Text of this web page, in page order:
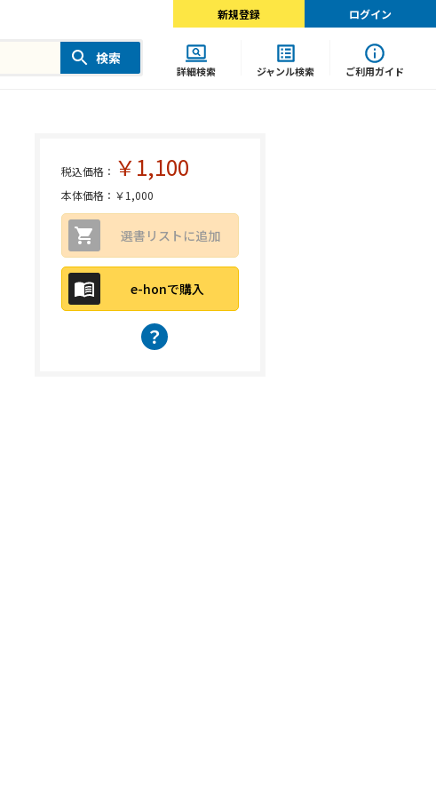
新規登録 ログイン
検索
詳細検索 ジャンル検索 ご利用ガイド
税込価格： ￥1,100
本体価格：￥1,000
選書リストに追加
e-honで購入
？